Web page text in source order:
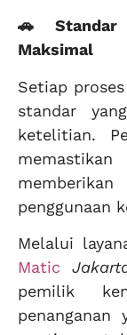
🚗 Standar
Maksimal
Setiap
standar
ketelitian.
penggunaan
Melalui
Matic
pemilik